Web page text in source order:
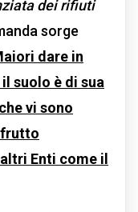
dei rifiuti
sorge
dare in
suolo è di sua
vi sono
frutto
Enti come il